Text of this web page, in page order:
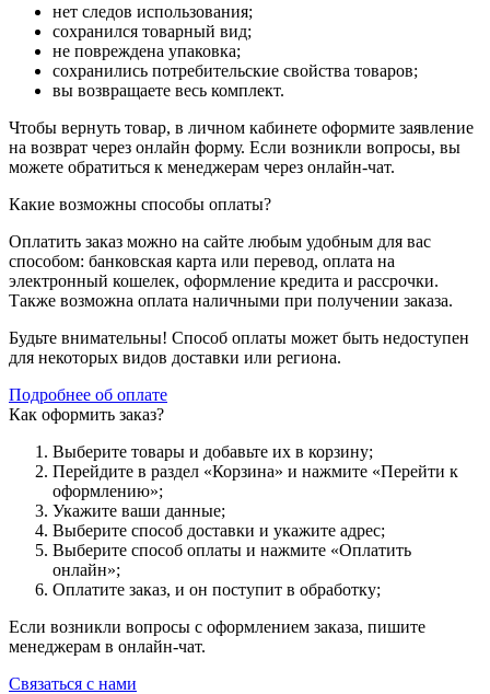
нет следов использования;
сохранился товарный вид;
не повреждена упаковка;
сохранились потребительские свойства товаров;
вы возвращаете весь комплект.
Чтобы вернуть товар, в личном кабинете оформите заявление
на возврат через онлайн форму. Если возникли вопросы, вы
можете обратиться к менеджерам через онлайн-чат.
Какие возможны способы оплаты?
Оплатить заказ можно на сайте любым удобным для вас
способом: банковская карта или перевод, оплата на
электронный кошелек, оформление кредита и рассрочки.
Также возможна оплата наличными при получении заказа.
Будьте внимательны! Способ оплаты может быть недоступен
для некоторых видов доставки или региона.
Подробнее об оплате
Как оформить заказ?
Выберите товары и добавьте их в корзину;
Перейдите в раздел «Корзина» и нажмите «Перейти к
оформлению»;
Укажите ваши данные;
Выберите способ доставки и укажите адрес;
Выберите способ оплаты и нажмите «Оплатить
онлайн»;
Оплатите заказ, и он поступит в обработку;
Если возникли вопросы с оформлением заказа, пишите
менеджерам в онлайн-чат.
Связаться с нами